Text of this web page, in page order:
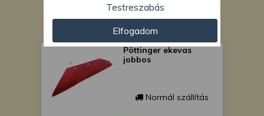
Pöttinger ekevas
jobbos
Normál szállítás
személyre szabott hirdetések és
tartalom nyújtásához, hirdetés- és
tartalomméréshez, nézettségi adatok
gyűjtéséhez, valamint termékek
kifejlesztéséhez és a termékek
javításához. Az Ön engedélyével mi és a
partnereink eszközleolvasásos
módszerrel szerzett pontos geolokációs
Testreszabás
Elfogadom